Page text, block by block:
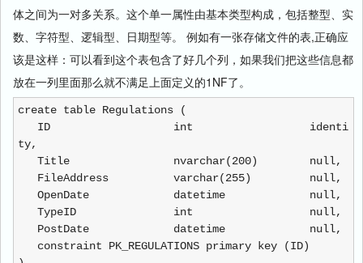
体之间为一对多关系。这个单一属性由基本类型构成，包括整型、实
数、字符型、逻辑型、日期型等。 例如有一张存储文件的表,正确应
该是这样：可以看到这个表包含了好几个列，如果我们把这些信息都
放在一列里面那么就不满足上面定义的1NF了。
create table Regulations (
ID int identi
ty,
Title nvarchar(200) null,
FileAddress varchar(255) null,
OpenDate datetime null,
TypeID int null,
PostDate datetime null,
constraint PK_REGULATIONS primary key (ID)